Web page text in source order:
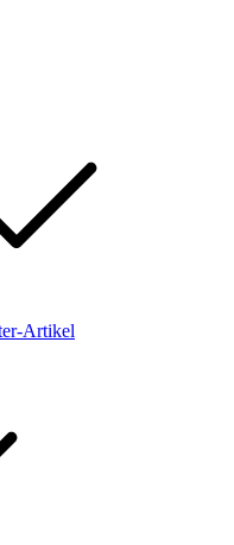
Artikel